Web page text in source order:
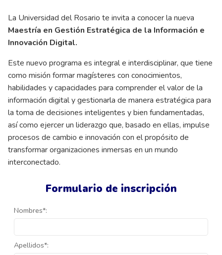
Formulario de inscripción
Nombres*:
Apellidos*:
La Universidad del Rosario te invita a conocer la nueva
Maestría en Gestión Estratégica de la Información e
Innovación Digital.
Este nuevo programa es integral e interdisciplinar, que tiene
como misión formar magísteres con conocimientos,
habilidades y capacidades para comprender el valor de la
información digital y gestionarla de manera estratégica para
la toma de decisiones inteligentes y bien fundamentadas,
así como ejercer un liderazgo que, basado en ellas, impulse
procesos de cambio e innovación con el propósito de
transformar organizaciones inmersas en un mundo
interconectado.